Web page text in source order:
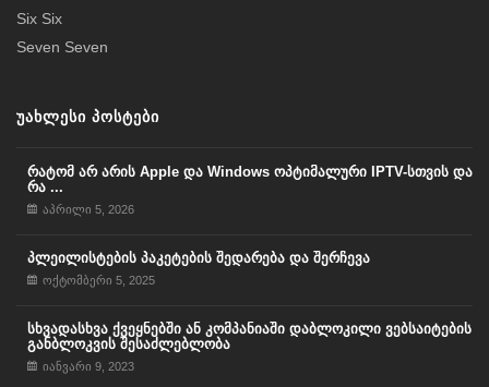
Six Six
Seven Seven
ᲣᲐᲮᲚᲔᲡᲘ ᲞᲝᲡᲢᲔᲑᲘ
რატომ არ არის Apple და Windows ოპტიმალური IPTV-სთვის და
რა ...
აპრილი 5, 2026
პლეილისტების პაკეტების შედარება და შერჩევა
ოქტომბერი 5, 2025
სხვადასხვა ქვეყნებში ან კომპანიაში დაბლოკილი ვებსაიტების
განბლოკვის შესაძლებლობა
იანვარი 9, 2023